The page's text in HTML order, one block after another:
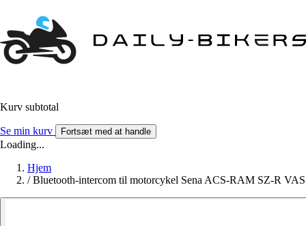
Kurv subtotal
Se min kurv Fortsæt med at handle
Loading...
Hjem
/ Bluetooth-intercom til motorcykel Sena ACS-RAM SZ-R VAS